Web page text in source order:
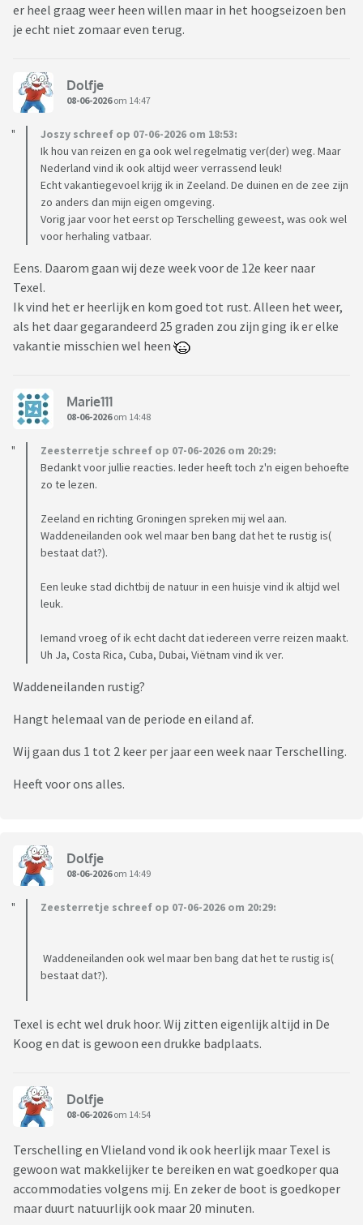
er heel graag weer heen willen maar in het hoogseizoen ben
je echt niet zomaar even terug.
Dolfje
08-06-2026om 14:47
Joszy schreef op 07-06-2026 om 18:53:
Ik hou van reizen en ga ook wel regelmatig ver(der) weg. Maar
Nederland vind ik ook altijd weer verrassend leuk!
Echt vakantiegevoel krijg ik in Zeeland. De duinen en de zee zijn
zo anders dan mijn eigen omgeving.
Vorig jaar voor het eerst op Terschelling geweest, was ook wel
voor herhaling vatbaar.
Eens. Daarom gaan wij deze week voor de 12e keer naar
Texel.
Ik vind het er heerlijk en kom goed tot rust. Alleen het weer,
als het daar gegarandeerd 25 graden zou zijn ging ik er elke
vakantie misschien wel heen
Marie111
08-06-2026om 14:48
Zeesterretje schreef op 07-06-2026 om 20:29:
Bedankt voor jullie reacties. Ieder heeft toch z'n eigen behoefte
zo te lezen.
Zeeland en richting Groningen spreken mij wel aan.
Waddeneilanden ook wel maar ben bang dat het te rustig is(
bestaat dat?).
Een leuke stad dichtbij de natuur in een huisje vind ik altijd wel
leuk.
Iemand vroeg of ik echt dacht dat iedereen verre reizen maakt.
Uh Ja, Costa Rica, Cuba, Dubai, Viëtnam vind ik ver.
Waddeneilanden rustig?
Hangt helemaal van de periode en eiland af.
Wij gaan dus 1 tot 2 keer per jaar een week naar Terschelling.
Heeft voor ons alles.
Dolfje
08-06-2026om 14:49
Zeesterretje schreef op 07-06-2026 om 20:29:
Waddeneilanden ook wel maar ben bang dat het te rustig is(
bestaat dat?).
Texel is echt wel druk hoor. Wij zitten eigenlijk altijd in De
Koog en dat is gewoon een drukke badplaats.
Dolfje
08-06-2026om 14:54
Terschelling en Vlieland vond ik ook heerlijk maar Texel is
gewoon wat makkelijker te bereiken en wat goedkoper qua
accommodaties volgens mij. En zeker de boot is goedkoper
maar duurt natuurlijk ook maar 20 minuten.